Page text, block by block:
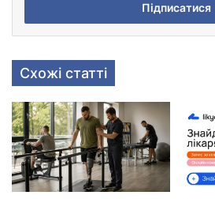
і
ь
в
ш
у
е
л
е
к
Схожі статті